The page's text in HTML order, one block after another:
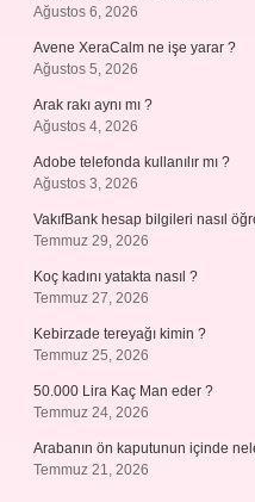
Ağustos 6, 2026
Avene XeraCalm ne işe yarar ?
Ağustos 5, 2026
Arak rakı aynı mı ?
Ağustos 4, 2026
Adobe telefonda kullanılır mı ?
Ağustos 3, 2026
VakıfBank hesap bilgileri nasıl
Temmuz 29, 2026
Koç kadını yatakta nasıl ?
Temmuz 27, 2026
Kebirzade tereyağı kimin ?
Temmuz 25, 2026
50.000 Lira Kaç Man eder ?
Temmuz 24, 2026
Arabanın ön kaputunun içinde
Temmuz 21, 2026